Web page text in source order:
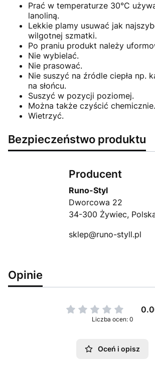
Prać w temperaturze 30°C
lanoliną.
Lekkie plamy usuwać jak
wilgotnej szmatki.
Po praniu produkt należy
Nie wybielać.
Nie prasować.
Nie suszyć na źródle ciepła np.
na słońcu.
Suszyć w pozycji poziomej.
Można także czyścić chemicznie.
Wietrzyć.
Bezpieczeństwo produktu
Producent
Runo-Styl
Dworcowa 22
34-300 Żywiec,
sklep@runo-styll.pl
Opinie
Liczba ocen: 0
Oceń i opisz